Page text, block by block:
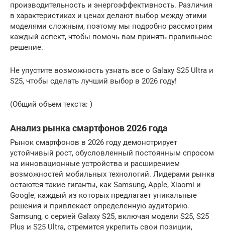
производительность и энергоэффективность. Различия
в характеристиках и ценах делают выбор между этими
моделями сложным, поэтому мы подробно рассмотрим
каждый аспект, чтобы помочь вам принять правильное
решение.
Не упустите возможность узнать все о Galaxy S25 Ultra и
S25, чтобы сделать лучший выбор в 2026 году!
(Общий объем текста: )
Анализ рынка смартфонов 2026 года
Рынок смартфонов в 2026 году демонстрирует
устойчивый рост, обусловленный постоянным спросом
на инновационные устройства и расширением
возможностей мобильных технологий. Лидерами рынка
остаются такие гиганты, как Samsung, Apple, Xiaomi и
Google, каждый из которых предлагает уникальные
решения и привлекает определенную аудиторию.
Samsung, с серией Galaxy S25, включая модели S25, S25
Plus и S25 Ultra, стремится укрепить свои позиции,